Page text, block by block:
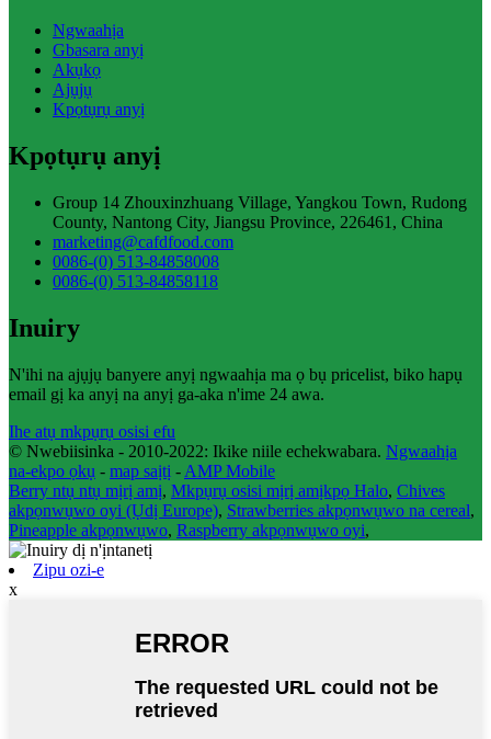
Ngwaahịa
Gbasara anyị
Akụkọ
Ajụjụ
Kpọtụrụ anyị
Kpọtụrụ anyị
Group 14 Zhouxinzhuang Village, Yangkou Town, Rudong
County, Nantong City, Jiangsu Province, 226461, China
marketing@cafdfood.com
0086-(0) 513-84858008
0086-(0) 513-84858118
Inuiry
N'ihi na ajụjụ banyere anyị ngwaahịa ma ọ bụ pricelist, biko hapụ
email gị ka anyị na anyị ga-aka n'ime 24 awa.
Ihe atụ mkpụrụ osisi efu
© Nwebiisinka - 2010-2022: Ikike niile echekwabara. Ngwaahịa
na-ekpo ọkụ - map saịtị - AMP Mobile
Berry ntụ ntụ mịrị amị, Mkpụrụ osisi mịrị amịkpọ Halo, Chives
akpọnwụwo oyi (Ụdị Europe), Strawberries akpọnwụwo na cereal,
Pineapple akpọnwụwo, Raspberry akpọnwụwo oyi,
Zipu ozi-e
x